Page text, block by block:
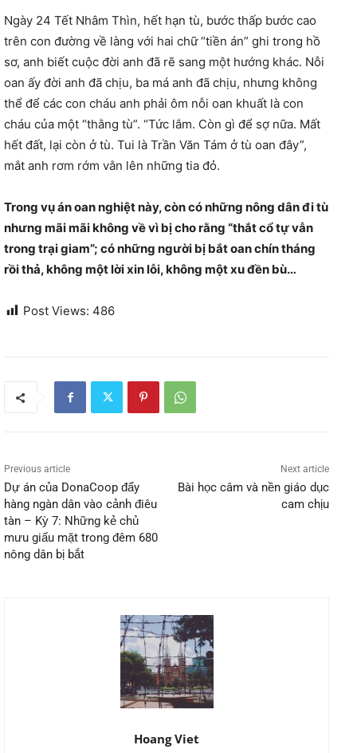
Ngày 24 Tết Nhâm Thìn, hết hạn tù, bước thấp bước cao
trên con đường về làng với hai chữ “tiền án” ghi trong hồ
sơ, anh biết cuộc đời anh đã rẽ sang một hướng khác. Nỗi
oan ấy đời anh đã chịu, ba má anh đã chịu, nhưng không
thể để các con cháu anh phải ôm nỗi oan khuất là con
cháu của một “thằng tù”. “Tức lắm. Còn gì để sợ nữa. Mất
hết đất, lại còn ở tù. Tui là Trần Văn Tám ở tù oan đây”,
mắt anh rơm rớm vằn lên những tia đỏ.
Trong vụ án oan nghiệt này, còn có những nông dân đi tù
nhưng mãi mãi không về vì bị cho rằng “thắt cổ tự vẫn
trong trại giam”; có những người bị bắt oan chín tháng
rồi thả, không một lời xin lỗi, không một xu đền bù…
Post Views: 486
Previous article
Dự án của DonaCoop đẩy
hàng ngàn dân vào cảnh điêu
tàn – Kỳ 7: Những kẻ chủ
mưu giấu mặt trong đêm 680
nông dân bị bắt
Next article
Bài học câm và nền giáo dục
cam chịu
Hoang Viet